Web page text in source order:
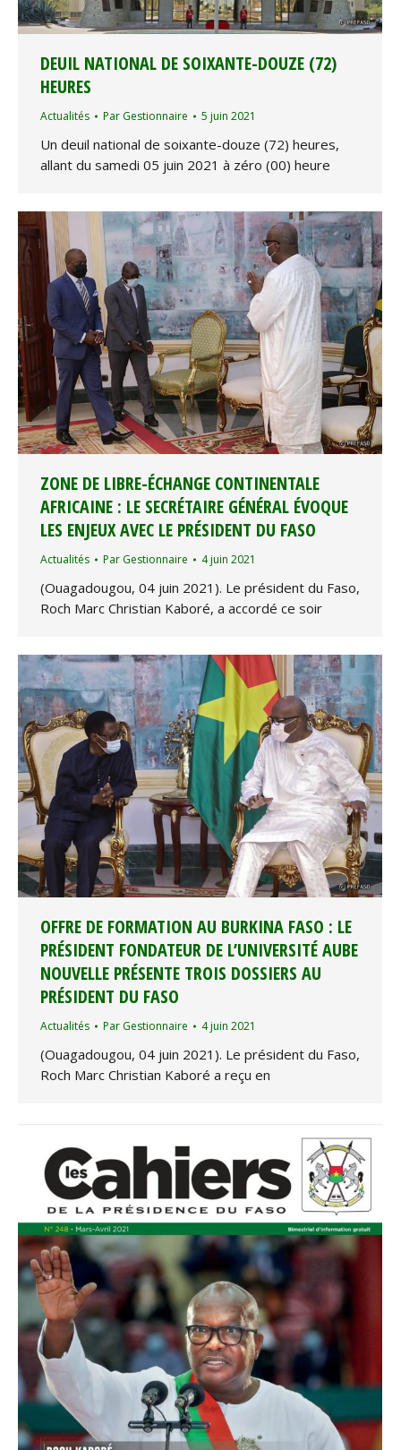
DEUIL NATIONAL DE SOIXANTE-DOUZE (72)
HEURES
Actualités Par Gestionnaire 5 juin 2021
Un deuil national de soixante-douze (72) heures,
allant du samedi 05 juin 2021 à zéro (00) heure
ZONE DE LIBRE-ÉCHANGE CONTINENTALE
AFRICAINE : LE SECRÉTAIRE GÉNÉRAL ÉVOQUE
LES ENJEUX AVEC LE PRÉSIDENT DU FASO
Actualités Par Gestionnaire 4 juin 2021
(Ouagadougou, 04 juin 2021). Le président du Faso,
Roch Marc Christian Kaboré, a accordé ce soir
OFFRE DE FORMATION AU BURKINA FASO : LE
PRÉSIDENT FONDATEUR DE L’UNIVERSITÉ AUBE
NOUVELLE PRÉSENTE TROIS DOSSIERS AU
PRÉSIDENT DU FASO
Actualités Par Gestionnaire 4 juin 2021
(Ouagadougou, 04 juin 2021). Le président du Faso,
Roch Marc Christian Kaboré a reçu en